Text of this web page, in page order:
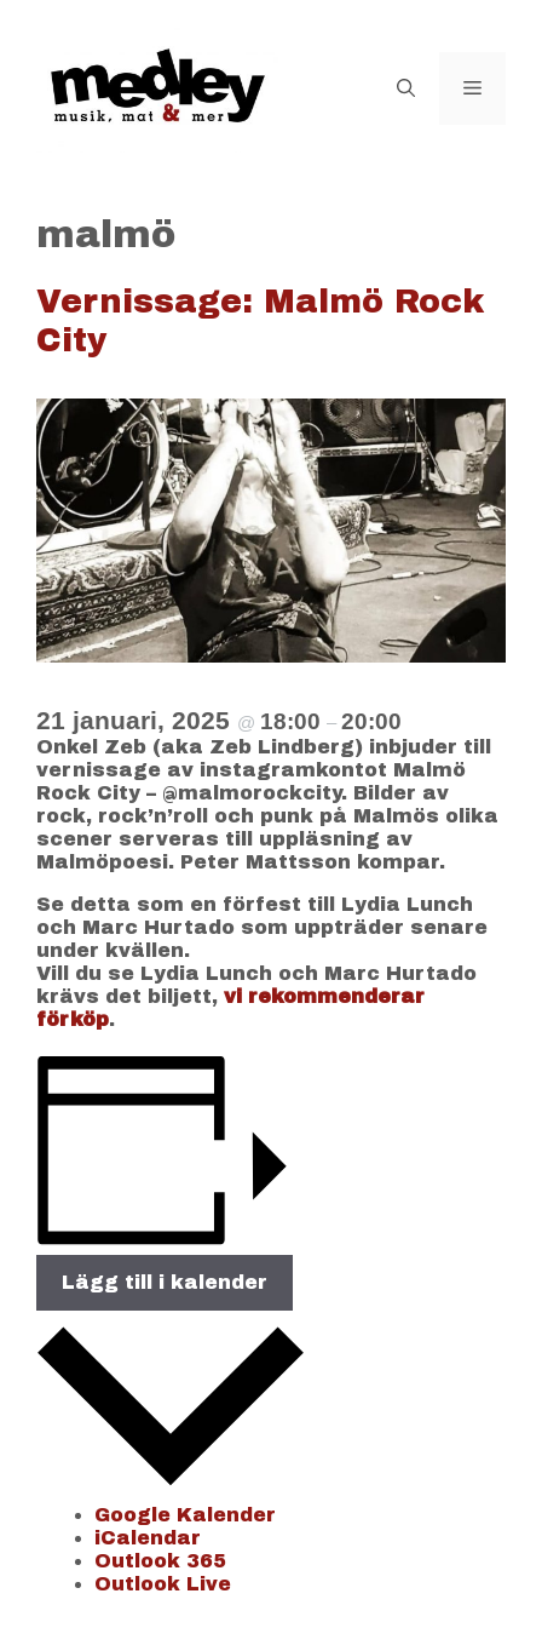
Meny
malmö
Vernissage: Malmö Rock
City
21 januari, 2025 @ 18:00 – 20:00
Onkel Zeb (aka Zeb Lindberg) inbjuder till
vernissage av instagramkontot Malmö
Rock City – @malmorockcity. Bilder av
rock, rock’n’roll och punk på Malmös olika
scener serveras till uppläsning av
Malmöpoesi. Peter Mattsson kompar.
Se detta som en förfest till Lydia Lunch
och Marc Hurtado som uppträder senare
under kvällen.
Vill du se Lydia Lunch och Marc Hurtado
krävs det biljett, vi rekommenderar
förköp.
Lägg till i kalender
Google Kalender
iCalendar
Outlook 365
Outlook Live